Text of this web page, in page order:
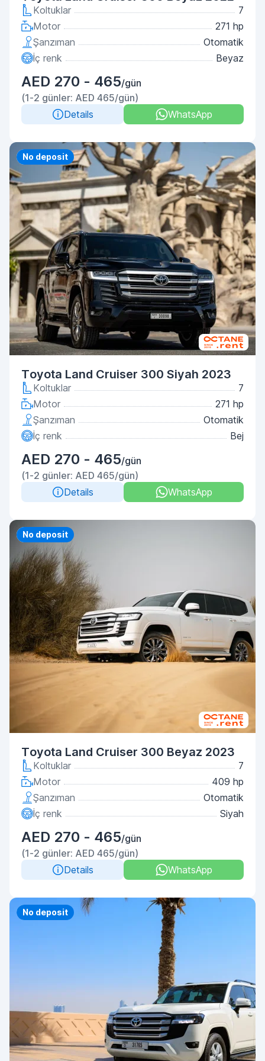
Koltuklar
7
Motor
271 hp
Şanzıman
Otomatik
İç renk
Beyaz
AED 270 - 465/gün
(1-2 günler: AED 465/gün)
Details
WhatsApp
Priority
No deposit
Toyota Land Cruiser 300 Siyah 2023
Koltuklar
7
Motor
271 hp
Şanzıman
Otomatik
İç renk
Bej
AED 270 - 465/gün
(1-2 günler: AED 465/gün)
Details
WhatsApp
Priority
No deposit
Toyota Land Cruiser 300 Beyaz 2023
Koltuklar
7
Motor
409 hp
Şanzıman
Otomatik
İç renk
Siyah
AED 270 - 465/gün
(1-2 günler: AED 465/gün)
Details
WhatsApp
Priority
No deposit